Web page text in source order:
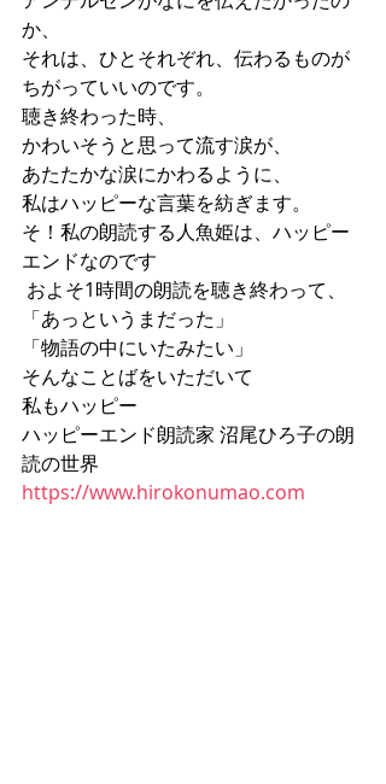
か、
それは、ひとそれぞれ、伝わるものが
ちがっていいのです。
聴き終わった時、
かわいそうと思って流す涙が、
あたたかな涙にかわるように、
私はハッピーな言葉を紡ぎます。
そ！私の朗読する人魚姫は、ハッピー
エンドなのです
およそ1時間の朗読を聴き終わって、
「あっというまだった」
「物語の中にいたみたい」
そんなことばをいただいて
私もハッピー
ハッピーエンド朗読家 沼尾ひろ子の朗
読の世界
https://www.hirokonumao.com